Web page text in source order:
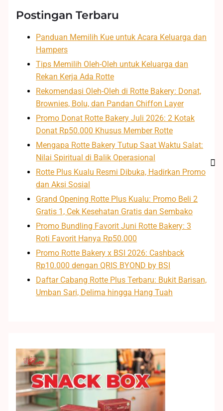
Postingan Terbaru
Panduan Memilih Kue untuk Acara Keluarga dan
Hampers
Tips Memilih Oleh-Oleh untuk Keluarga dan
Rekan Kerja Ada Rotte
Rekomendasi Oleh-Oleh di Rotte Bakery: Donat,
Brownies, Bolu, dan Pandan Chiffon Layer
Promo Donat Rotte Bakery Juli 2026: 2 Kotak
Donat Rp50.000 Khusus Member Rotte
Mengapa Rotte Bakery Tutup Saat Waktu Salat:
Nilai Spiritual di Balik Operasional
Rotte Plus Kualu Resmi Dibuka, Hadirkan Promo
dan Aksi Sosial
Grand Opening Rotte Plus Kualu: Promo Beli 2
Gratis 1, Cek Kesehatan Gratis dan Sembako
Promo Bundling Favorit Juni Rotte Bakery: 3
Roti Favorit Hanya Rp50.000
Promo Rotte Bakery x BSI 2026: Cashback
Rp10.000 dengan QRIS BYOND by BSI
Daftar Cabang Rotte Plus Terbaru: Bukit Barisan,
Umban Sari, Delima hingga Hang Tuah